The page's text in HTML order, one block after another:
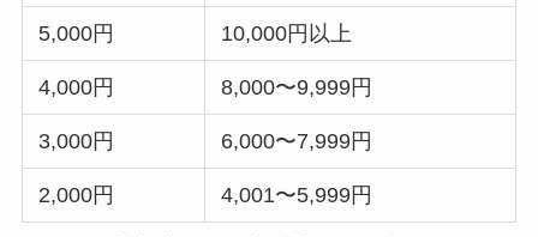
5,000円 10,000円以上
4,000円 8,000〜9,999円
3,000円 6,000〜7,999円
2,000円 4,001〜5,999円